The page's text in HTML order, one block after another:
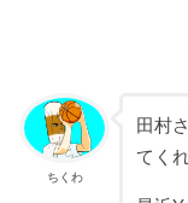
ちくわ
田村
てく